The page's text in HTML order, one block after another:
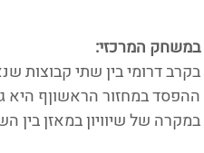
במשחק המרכזי:
בקרב דרומי בין שתי קבוצות
ההפסד במחזור הראשוןף היא
במקרה של שיוויון במאזן בין